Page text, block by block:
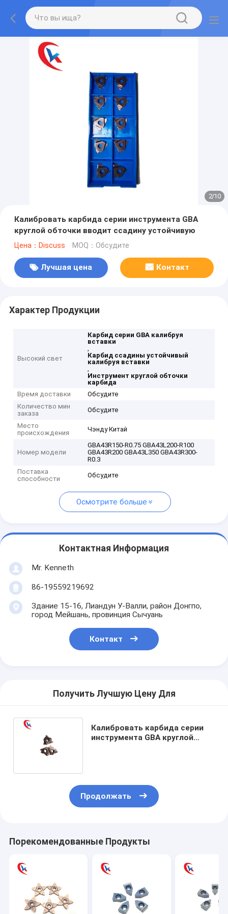
2/10
Калибровать карбида серии инструмента GBA
круглой обточки вводит ссадину устойчивую
Цена：Discuss MOQ：Обсудите
Лучшая цена Контакт
Характер Продукции
Высокий свет
Карбид серии GBA калибруя
вставки
,
Карбид ссадины устойчивый
калибруя вставки
,
Инструмент круглой обточки
карбида
Время доставки
Обсудите
Количество мин
заказа
Обсудите
Место
происхождения
Чэнду Китай
Номер модели
GBA43R150-R0.75 GBA43L200-R100
GBA43R200 GBA43L350 GBA43R300-
R0.3
Поставка
способности
Обсудите
Осмотрите больше
Контактная Информация
Mr. Kenneth
86-19559219692
Здание 15-16, Лиандун У-Валли, район Донгпо,
город Мейшань, провинция Сычуань
Контакт
Получить Лучшую Цену Для
Калибровать карбида серии
инструмента GBA круглой
Продолжать
Порекомендованные Продукты